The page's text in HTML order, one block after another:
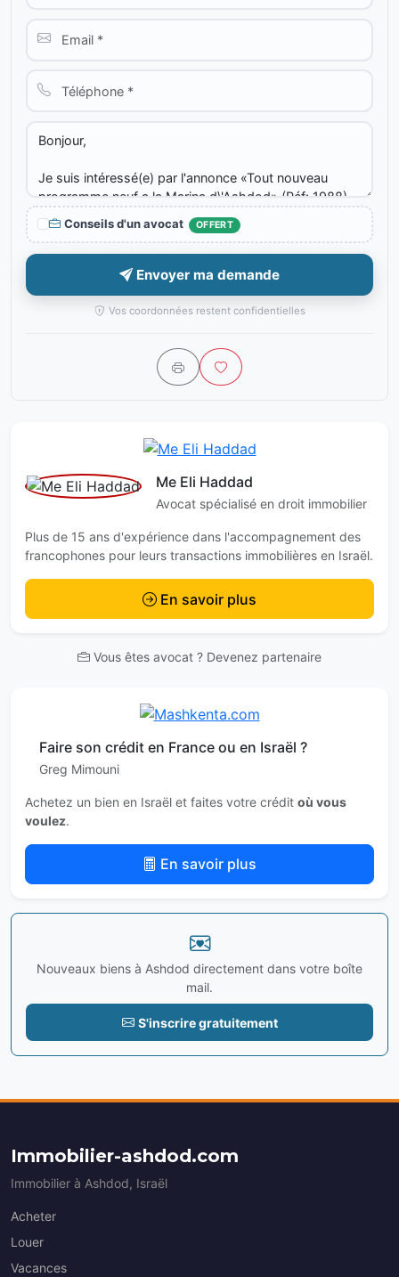
Conseils d'un avocat OFFERT
Envoyer ma demande
Vos coordonnées restent confidentielles
Me Eli Haddad
Avocat spécialisé en droit immobilier
Plus de 15 ans d'expérience dans l'accompagnement des
francophones pour leurs transactions immobilières en Israël.
En savoir plus
Vous êtes avocat ? Devenez partenaire
Faire son crédit en France ou en Israël ?
Greg Mimouni
Achetez un bien en Israël et faites votre crédit où vous
voulez.
En savoir plus
Nouveaux biens à Ashdod directement dans votre boîte
mail.
S'inscrire gratuitement
Immobilier-ashdod.com
Immobilier à Ashdod, Israël
Acheter
Louer
Vacances